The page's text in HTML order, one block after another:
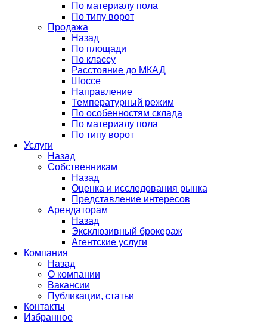
По материалу пола
По типу ворот
Продажа
Назад
По площади
По классу
Расстояние до МКАД
Шоссе
Направление
Температурный режим
По особенностям склада
По материалу пола
По типу ворот
Услуги
Назад
Собственникам
Назад
Оценка и исследования рынка
Представление интересов
Арендаторам
Назад
Эксклюзивный брокераж
Агентские услуги
Компания
Назад
О компании
Вакансии
Публикации, статьи
Контакты
Избранное